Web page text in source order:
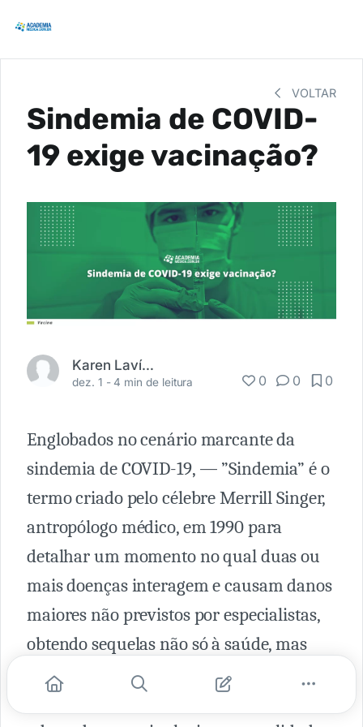
VOLTAR
Sindemia de COVID-
19 exige vacinação?
Karen Lavínia
dez. 1 -4 min de leitura 0 0 0
Englobados no cenário marcante da
sindemia de COVID-19, — ”Sindemia” é o
termo criado pelo célebre Merrill Singer,
antropólogo médico, em 1990 para
detalhar um momento no qual duas ou
mais doenças interagem e causam danos
maiores não previstos por especialistas,
obtendo sequelas não só à saúde, mas
também no contexto econômico e social